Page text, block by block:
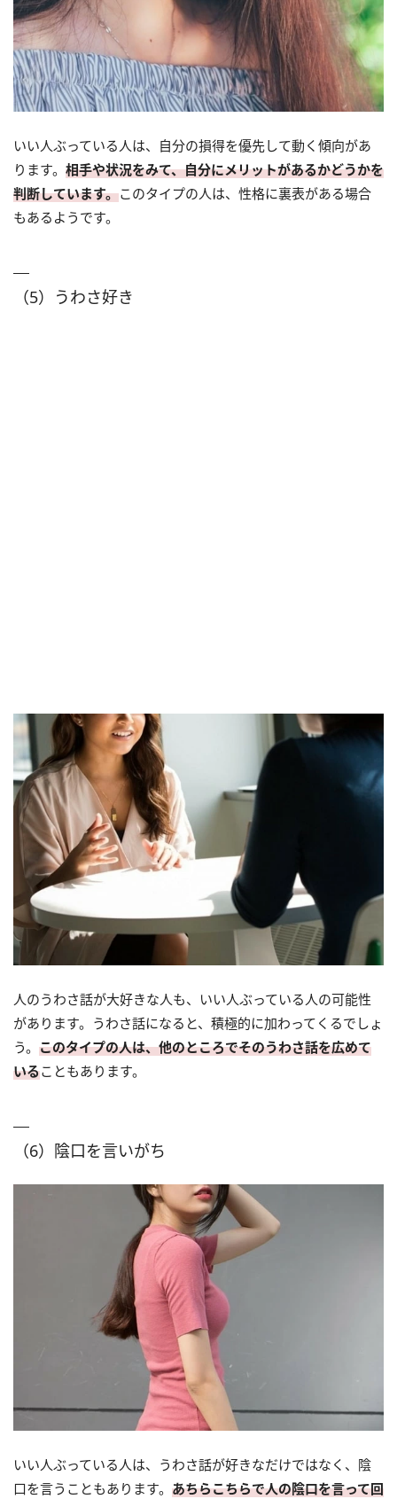
いい人ぶっている人は、自分の損得を優先して動く傾向があ
ります。 相手や状況をみて、自分にメリットがあるかどうかを
判断しています。このタイプの人は、性格に裏表がある場合
もあるようです。
（5）うわさ好き
人のうわさ話が大好きな人も、いい人ぶっている人の可能性
があります。うわさ話になると、積極的に加わってくるでしょ
う。 このタイプの人は、他のところでそのうわさ話を広めて
いることもあります。
（6）陰口を言いがち
いい人ぶっている人は、うわさ話が好きなだけではなく、陰
口を言うこともあります。 あちらこちらで人の陰口を言って回